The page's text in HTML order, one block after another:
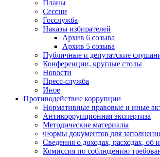
Планы
Сессии
Госслужба
Наказы избирателей
Архив 6 созыва
Архив 5 созыва
Публичные и депутатские
Конференции, круглые столы
Новости
Пресс-служба
Иное
Противодействие коррупции
Нормативные правовые и иные
Антикоррупционная экспертиза
Методические материалы
Формы документов для
Сведения о доходах, расходах, об
Комиссия по соблюдению